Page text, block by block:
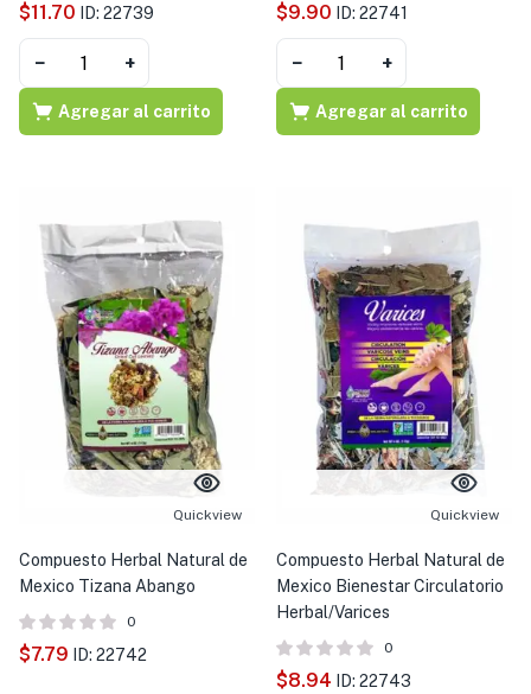
$11.70 ID: 22739
− +
Agregar al carrito
$9.90 ID: 22741
− +
Agregar al carrito
Quickview
Compuesto Herbal Natural de
Mexico Tizana Abango
0
$7.79 ID: 22742
Quickview
Compuesto Herbal Natural de
Mexico Bienestar Circulatorio
Herbal/Varices
0
$8.94 ID: 22743